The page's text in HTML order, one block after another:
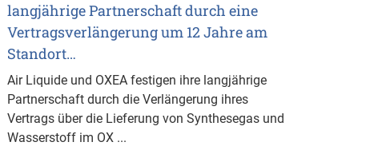
langjährige Partnerschaft durch eine
Vertragsverlängerung um 12 Jahre am
Standort…
Air Liquide und OXEA festigen ihre langjährige
Partnerschaft durch die Verlängerung ihres
Vertrags über die Lieferung von Synthesegas und
Wasserstoff im OX ...